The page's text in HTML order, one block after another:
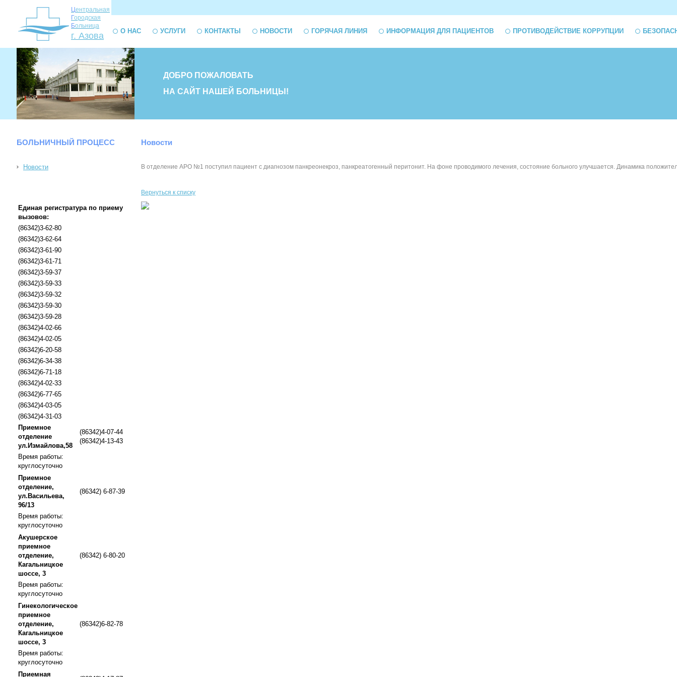
Центральная
Городская
Больница
г. Азова О НАС УСЛУГИ КОНТАКТЫ НОВОСТИ ГОРЯЧАЯ ЛИНИЯ ИНФОРМАЦИЯ ДЛЯ ПАЦИЕНТОВ ПРОТИВОДЕЙСТВИЕ КОРРУПЦИИ
ДОБРО ПОЖАЛОВАТЬ
НА САЙТ НАШЕЙ БОЛЬНИЦЫ!
БОЛЬНИЧНЫЙ ПРОЦЕСС
Новости
Единая регистратура по приему
вызовов:
(86342)3-62-80
(86342)3-62-64
(86342)3-61-90
(86342)3-61-71
(86342)3-59-37
(86342)3-59-33
(86342)3-59-32
(86342)3-59-30
(86342)3-59-28
(86342)4-02-66
(86342)4-02-05
(86342)6-20-58
(86342)6-34-38
(86342)6-71-18
(86342)4-02-33
(86342)6-77-65
(86342)4-03-05
(86342)4-31-03
Приемное
отделение
ул.Измайлова,58
(86342)4-07-44
(86342)4-13-43
Время работы:
круглосуточно
Приемное
отделение,
ул.Васильева,
96/13
(86342) 6-87-39
Время работы:
круглосуточно
Акушерское
приемное
отделение,
Кагальницкое
шоссе, 3
(86342) 6-80-20
Время работы:
круглосуточно
Гинекологическое
приемное
отделение,
Кагальницкое
шоссе, 3
(86342)6-82-78
Время работы:
круглосуточно
Приемная
Новости
В отделение АРО №1 поступил пациент с диагнозом панкреонекроз, панкреатогенный перитонит. На фоне проводимого лечения, состояние больного улучшается. Динамика
Вернуться к списку